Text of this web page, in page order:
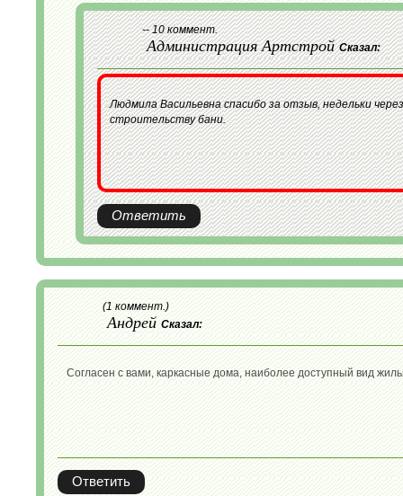
-- 10 коммент.
Администрация АртстройСказал:
Людмила Васильевна спасибо за отзыв, недельки
строительству бани.
Ответить
(1 коммент.)
АндрейСказал:
Согласен с вами, каркасные дома, наиболее доступный вид
Ответить